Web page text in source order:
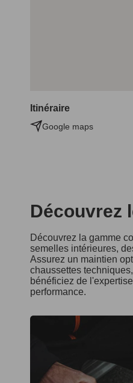
Itinéraire
Google maps
Découvrez
Découvrez la gamme
semelles intérieures,
Assurez un maintien
chaussettes
bénéficiez de
performance.